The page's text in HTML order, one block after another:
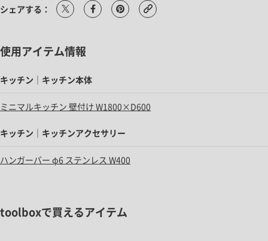
シェアする：
使用アイテム情報
キッチン｜キッチン本体
ミニマルキッチン 壁付け W1800×D600
キッチン｜キッチンアクセサリー
ハンガーバー φ6 ステンレス W400
toolboxで買えるアイテム